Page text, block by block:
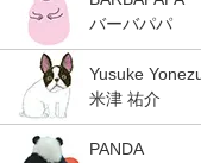
バーバパパ
Yusuke
米津 祐介
PANDA